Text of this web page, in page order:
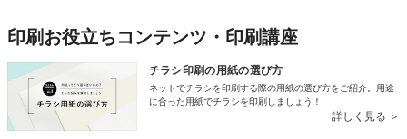
印刷お役立ちコンテンツ・印刷講座
チラシ印刷の用紙の選び方
ネットでチラシを印刷する際の用紙の選び方をご紹介。用途
に合った用紙でチラシを印刷しましょう！
詳しく見る ＞